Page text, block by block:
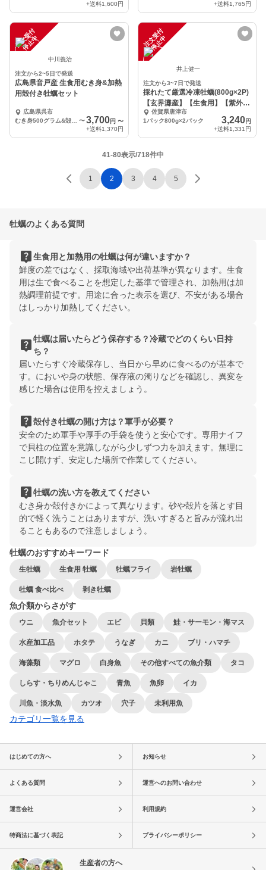
+送料1,600円
+送料1,765円
注
文
受
付
停
止
中
中川義治
注文から2~5日で発送
広島県音戸産 生食用むき身&加熱
用殻付き牡蠣セット
広島県呉市
〜 3,700円 〜
+送料1,370円
注
文
受
付
停
止
中
井上健一
注文から3~7日で発送
採れたて厳選冷凍牡蠣(800g×2P)
【玄界灘産】【生食用】【紫外線
殺菌済】
佐賀県唐津市
1パック800g×2パック
3,240円
+送料1,331円
41-80表示/718件中
1 2 3 4 5
牡蠣のよくある質問
live_help生食用と加熱用の牡蠣は何が違いますか？
鮮度の差ではなく、採取海域や出荷基準が異なります。生食
用は生で食べることを想定した基準で管理され、加熱用は加
熱調理前提です。用途に合った表示を選び、不安がある場合
はしっかり加熱してください。
live_help牡蠣は届いたらどう保存する？冷蔵でどのくらい日持
ち？
届いたらすぐ冷蔵保存し、当日から早めに食べるのが基本で
す。においや身の状態、保存液の濁りなどを確認し、異変を
感じた場合は使用を控えましょう。
live_help殻付き牡蠣の開け方は？軍手が必要？
安全のため軍手や厚手の手袋を使うと安心です。専用ナイフ
で貝柱の位置を意識しながら少しずつ力を加えます。無理に
こじ開けず、安定した場所で作業してください。
live_help牡蠣の洗い方を教えてください
むき身か殻付きかによって異なります。砂や殻片を落とす目
的で軽く洗うことはありますが、洗いすぎると旨みが流れ出
ることもあるので注意しましょう。
牡蠣のおすすめキーワード
生牡蠣 生食用 牡蠣 牡蠣フライ 岩牡蠣
牡蠣 食べ比べ 剥き牡蠣
魚介類からさがす
ウニ 魚介セット エビ 貝類 鮭・サーモン・海マス
水産加工品 ホタテ うなぎ カニ ブリ・ハマチ
海藻類 マグロ 白身魚 その他すべての魚介類 タコ
しらす・ちりめんじゃこ 青魚 魚卵 イカ
川魚・淡水魚 カツオ 穴子 未利用魚
カテゴリ一覧を見る
はじめての方へ お知らせ
よくある質問 運営へのお問い合わせ
運営会社 利用規約
特商法に基づく表記 プライバシーポリシー
生産者の方へ